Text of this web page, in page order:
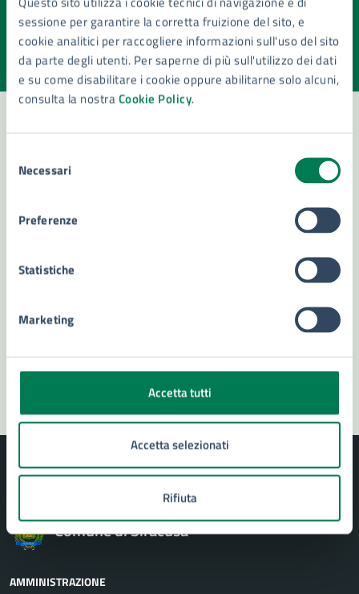
sessione per garantire la corretta fruizione del sito, e
cookie analitici per raccogliere informazioni sull'uso del sito
da parte degli utenti. Per saperne di più sull'utilizzo dei dati
e su come disabilitare i cookie oppure abilitarne solo alcuni,
consulta la nostraCookie Policy.
delNecessari
Preferenze
Statistiche
Marketing
Accetta tutti
Accetta selezionati
Rifiuta
pagina?
Valuta la chiarezza delle informazioni (da 1 a 5 stelle)
Seleziona il numero di stelle per valutare la chiarezza delle
Valuta 5 stelle su 5
Valuta 4 stelle su 5
Valuta 3 stelle su 5
Valuta 2 stelle su 5
Valuta 1 stelle su 5
Contatta il comune
Richiedi assistenza
Problemi in città
Segnala disservizio
Comune di Siracusa
AMMINISTRAZIONE